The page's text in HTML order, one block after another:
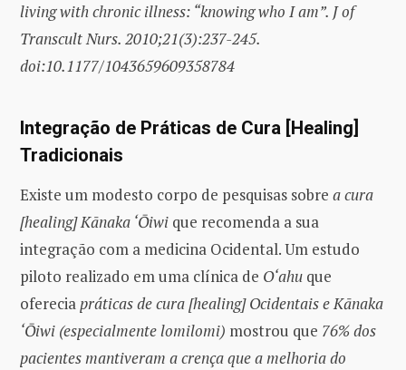
living with chronic illness: “knowing who I am”. J of
Transcult Nurs. 2010;21(3):237-245.
doi:10.1177/1043659609358784
Integração de Práticas de Cura [Healing]
Tradicionais
Existe um modesto corpo de pesquisas sobre a cura
[healing] Kānaka ‘Ōiwi que recomenda a sua
integração com a medicina Ocidental. Um estudo
piloto realizado em uma clínica de O‘ahu que
ofereciapráticas de cura [healing] Ocidentais e Kānaka
‘Ōiwi (especialmente lomilomi) mostrou que 76% dos
pacientes mantiveram a crença que a melhoria do